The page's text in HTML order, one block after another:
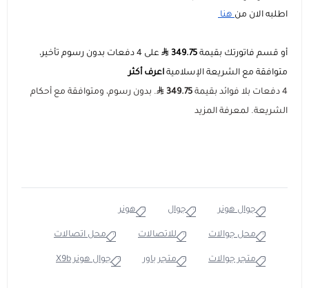
اطلبه الان منهنا
أو قسم فاتورتك بقيمة349.75
على 4 دفعات بدون رسوم تأخير،
متوافقة مع الشريعة الإسلاميةاعرف أكثر
4 دفعات بلا فوائد بقيمة
349.75
. بدون رسوم، ومتوافقة مع أحكام
الشريعة. لمعرفة المزيد
جوال هونر جوال هونر
محل جوالات للاتصالات محل اتصالات
متجر جوالات متجر باور جوال هونر X9b